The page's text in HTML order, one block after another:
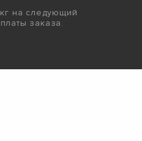
на следующий
заказа.